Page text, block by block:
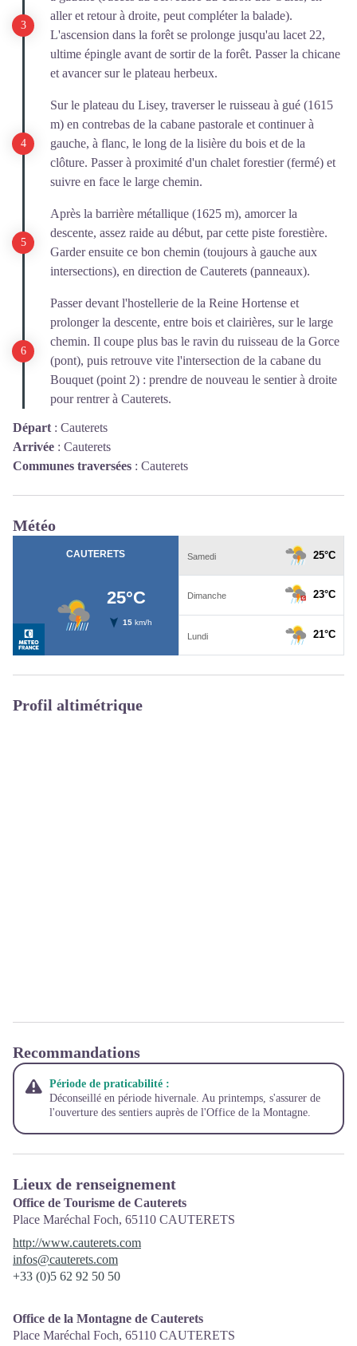
aller et retour à droite, peut compléter la balade).
L'ascension dans la forêt se prolonge jusqu'au lacet 22,
ultime épingle avant de sortir de la forêt. Passer la chicane
et avancer sur le plateau herbeux.
Sur le plateau du Lisey, traverser le ruisseau à gué (1615
m) en contrebas de la cabane pastorale et continuer à
gauche, à flanc, le long de la lisière du bois et de la
clôture. Passer à proximité d'un chalet forestier (fermé) et
suivre en face le large chemin.
Après la barrière métallique (1625 m), amorcer la
descente, assez raide au début, par cette piste forestière.
Garder ensuite ce bon chemin (toujours à gauche aux
intersections), en direction de Cauterets (panneaux).
Passer devant l'hostellerie de la Reine Hortense et
prolonger la descente, entre bois et clairières, sur le large
chemin. Il coupe plus bas le ravin du ruisseau de la Gorce
(pont), puis retrouve vite l'intersection de la cabane du
Bouquet (point 2) : prendre de nouveau le sentier à droite
pour rentrer à Cauterets.
Départ : Cauterets
Arrivée : Cauterets
Communes traversées : Cauterets
Météo
Profil altimétrique
Recommandations
Période de praticabilité :
Déconseillé en période hivernale. Au printemps, s'assurer de
l'ouverture des sentiers auprès de l'Office de la Montagne.
Lieux de renseignement
Office de Tourisme de Cauterets
Place Maréchal Foch, 65110 CAUTERETS
http://www.cauterets.com
infos@cauterets.com
+33 (0)5 62 92 50 50
Office de la Montagne de Cauterets
Place Maréchal Foch, 65110 CAUTERETS